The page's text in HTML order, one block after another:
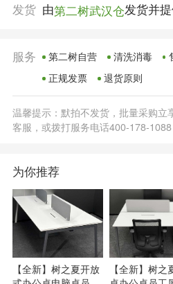
发货 由第二树武汉仓发货并
服务 第二树自营 清洗消毒
正规发票
退货原则
温馨提示：默拍不发货，批量采购立
客服，或拨打服务电话400-178-1088
为你推荐
【全新】树之夏开放
【全新】树之